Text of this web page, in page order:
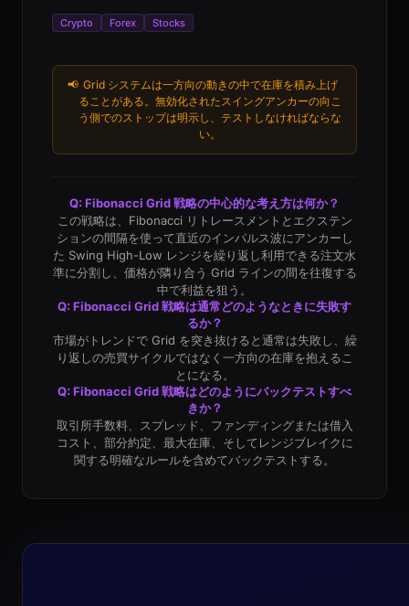
Crypto Forex Stocks
📢 Grid システムは一方向の動きの中で在庫を積み上げ
ることがある。無効化されたスイングアンカーの向こ
う側でのストップは明示し、テストしなければならな
い。
Q: Fibonacci Grid 戦略の中心的な考え方は何か？
この戦略は、Fibonacci リトレースメントとエクステン
ションの間隔を使って直近のインパルス波にアンカーし
た Swing High-Low レンジを繰り返し利用できる注文水
準に分割し、価格が隣り合う Grid ラインの間を往復する
中で利益を狙う。
Q: Fibonacci Grid 戦略は通常どのようなときに失敗す
るか？
市場がトレンドで Grid を突き抜けると通常は失敗し、繰
り返しの売買サイクルではなく一方向の在庫を抱えるこ
とになる。
Q: Fibonacci Grid 戦略はどのようにバックテストすべ
きか？
取引所手数料、スプレッド、ファンディングまたは借入
コスト、部分約定、最大在庫、そしてレンジブレイクに
関する明確なルールを含めてバックテストする。